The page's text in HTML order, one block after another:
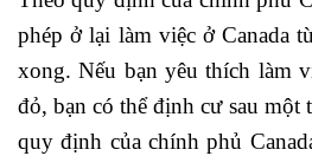
phép ở lại làm việc ở Canada
xong. Nếu bạn yêu thích làm
đỏ, bạn có thể định cư sau một
quy định của chính phủ